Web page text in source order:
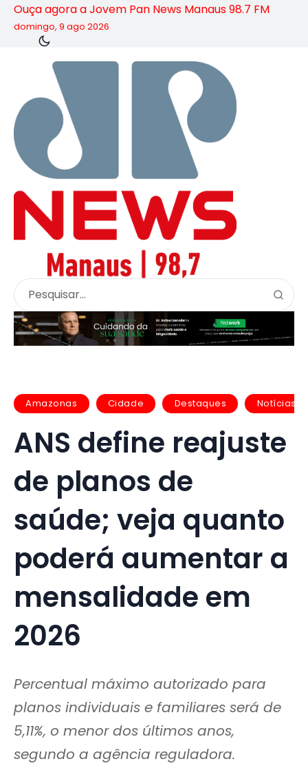
Ouça agora a Jovem Pan News Manaus 98.7 FM
domingo, 9 ago 2026
Amazonas Cidade Destaques Notícias
ANS define reajuste
de planos de
saúde; veja quanto
poderá aumentar a
mensalidade em
2026
Percentual máximo autorizado para
planos individuais e familiares será de
5,11%, o menor dos últimos anos,
segundo a agência reguladora.